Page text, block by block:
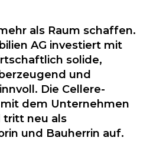
als Raum schaffen.
AG investiert mit
solide,
und
Die Cellere-
dem Unternehmen
tritt neu als
und Bauherrin auf.